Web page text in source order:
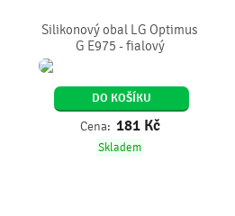
Silikonový obal LG Optimus
G E975 - fialový
DO KOŠÍKU
Cena: 181 Kč
Skladem